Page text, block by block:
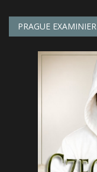
PRAGUE EXAMINIER